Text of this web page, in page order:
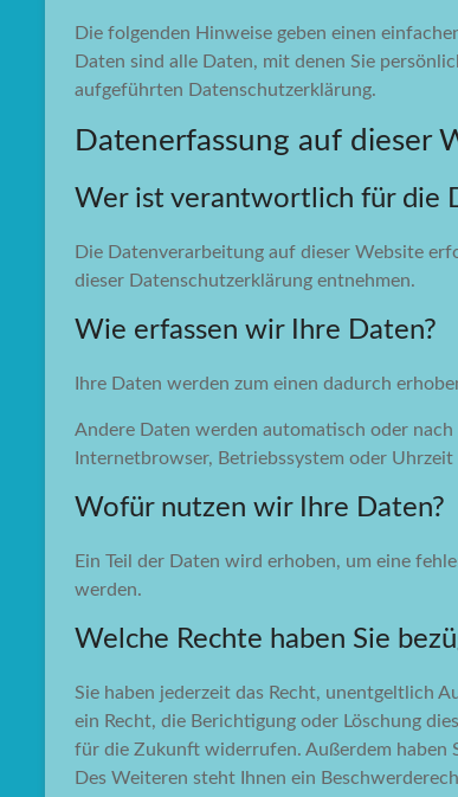
Die folgenden Hinweise geben einen
Daten sind alle Daten, mit denen Sie
aufgeführten Datenschutzerklärung.
Datenerfassung auf dieser
Wer ist verantwortlich für die
Die Datenverarbeitung auf dieser Website
dieser Datenschutzerklärung entnehmen.
Wie erfassen wir Ihre Daten?
Ihre Daten werden zum einen dadurch
Andere Daten werden automatisch oder
Internetbrowser, Betriebssystem oder
Wofür nutzen wir Ihre Daten?
Ein Teil der Daten wird erhoben, um eine
werden.
Welche Rechte haben Sie
Sie haben jederzeit das Recht, unentgeltlich
ein Recht, die Berichtigung oder Löschung
für die Zukunft widerrufen. Außerdem haben
Des Weiteren steht Ihnen ein